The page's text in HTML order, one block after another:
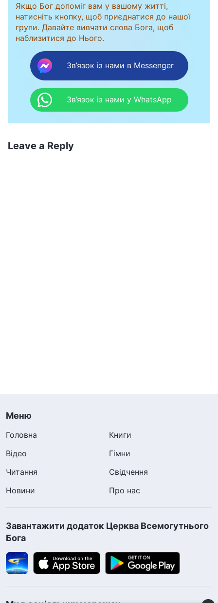
Якщо Бог допоміг вам у вашому житті,
натисніть кнопку, щоб приєднатися до нашої
групи. Давайте вивчати слова Бога, щоб
наблизитися до Нього.
Зв’язок із нами в Messenger
Зв’язок із нами у WhatsApp
Leave a Reply
Меню
Головна
Книги
Відео
Гімни
Читання
Свідчення
Новини
Про нас
Завантажити додаток Церква Всемогутнього
Бога